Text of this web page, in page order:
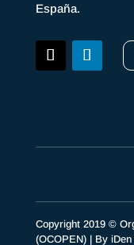
España.
Copyright 2019 ©
(OCOPEN) | By iDen